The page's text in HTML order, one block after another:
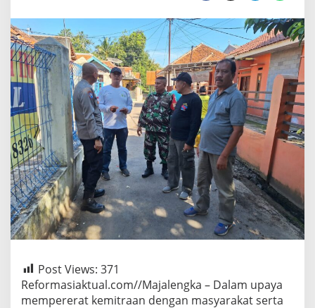
Warga
Liangjulang
Post Views: 371
Reformasiaktual.com//Majalengka – Dalam upaya
mempererat kemitraan dengan masyarakat serta